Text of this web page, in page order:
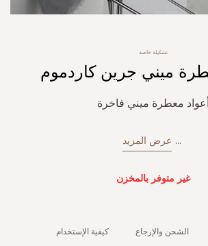
تشكيلة خاصة
ميني جرين كاردموم
أعواد معطرة ميني فاخرة
... عرض المزيد
غير متوفر بالمخزن
الشحن والإرجاع كيفية الإستخدام